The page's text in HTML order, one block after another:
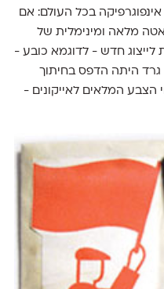
בכל העולם: אם
מלאה ומינימלית של
חדש - לדוגמא כובע -
היתה הדפס בחיתוך
המלאים לאייקונים -